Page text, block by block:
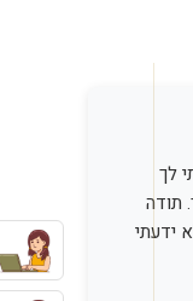
המון